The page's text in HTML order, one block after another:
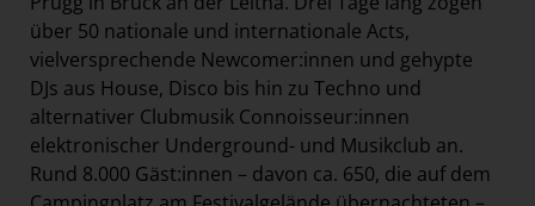
über 50 nationale und internationale Acts,
vielversprechende Newcomer:innen und gehypte
DJs aus House, Disco bis hin zu Techno und
alternativer Clubmusik Connoisseur:innen
elektronischer Underground- und Musikclub an.
Rund 8.000 Gäst:innen – davon ca. 650, die auf dem